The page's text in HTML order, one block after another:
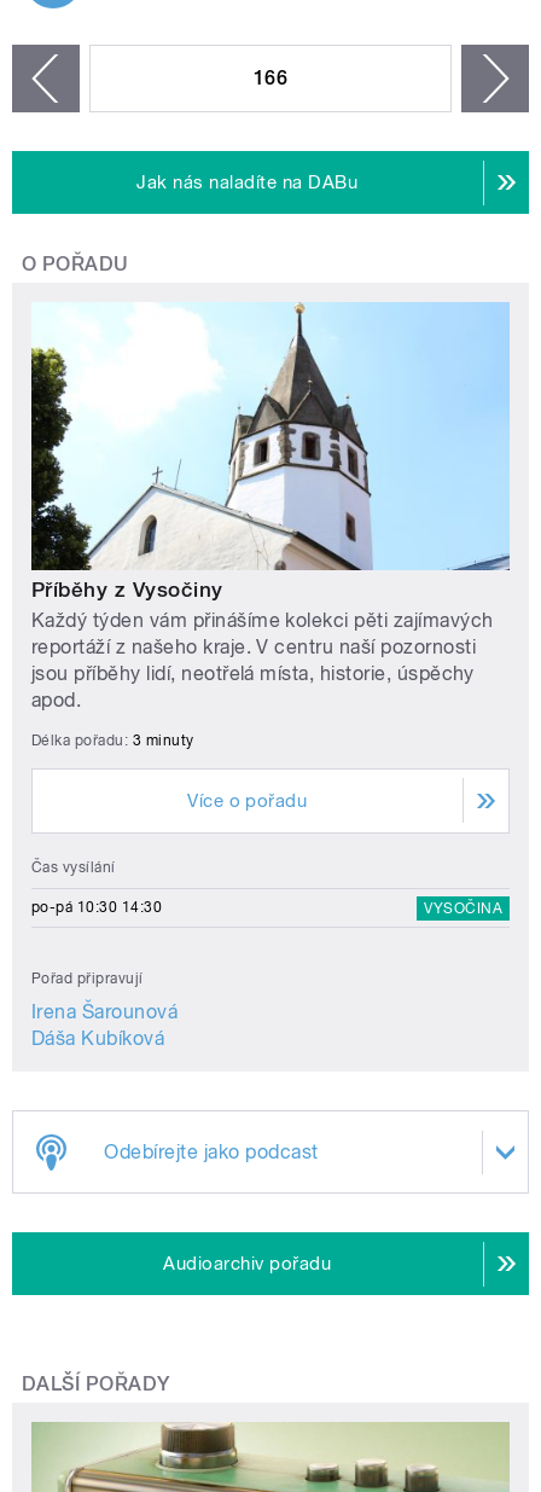
166
Jak nás naladíte na DABu
O POŘADU
Příběhy z Vysočiny
Každý týden vám přinášíme kolekci pěti zajímavých
reportáží z našeho kraje. V centru naší pozornosti
jsou příběhy lidí, neotřelá místa, historie, úspěchy
apod.
Délka pořadu: 3 minuty
Více o pořadu
Čas vysílání
po-pá 10:30 14:30 VYSOČINA
Pořad připravují
Irena Šarounová
Dáša Kubíková
Odebírejte jako podcast
Audioarchiv pořadu
DALŠÍ POŘADY